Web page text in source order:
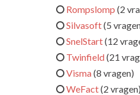
Rompslomp (2
Silvasoft(5
SnelStart(12
Twinfield(21
Visma(8 vragen)
WeFact(2 vragen)